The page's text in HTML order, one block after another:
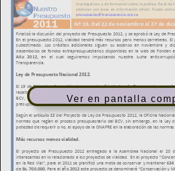
Ver en pantalla